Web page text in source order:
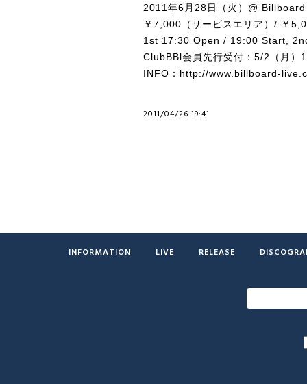
2011年6月28日（火）@
￥7,000（サービスエリア）/ ￥
1st 17:30 Open / 19:00 Start,
ClubBBl会員先行受付：5/2（月
INFO： http://www.billboard-
2011/04/26 19:41
INFORMATION LIVE RELEASE